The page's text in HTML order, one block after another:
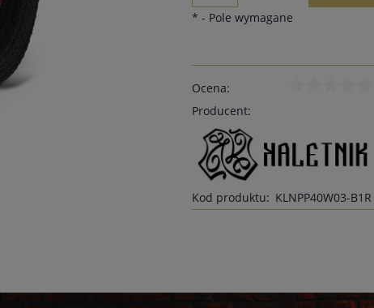
* - Pole wymagane
Ocena:
Producent:
Kod produktu: KLNPP40W03-B1R